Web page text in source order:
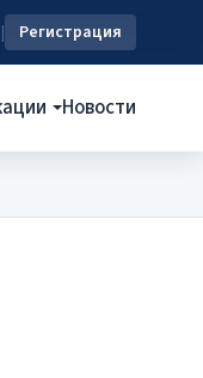
| Регистрация
Новости